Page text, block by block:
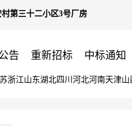
第三十二小区3号厂房
告 重新招标 中标通知
浙江山东湖北四川 河北河南天津山